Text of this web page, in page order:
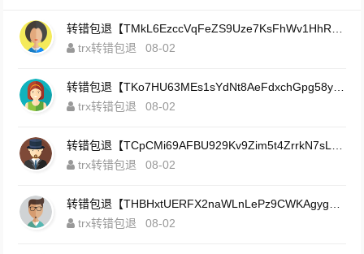
trx转错包退
08-02
trx转错包退
08-02
trx转错包退
08-02
trx转错包退
08-02